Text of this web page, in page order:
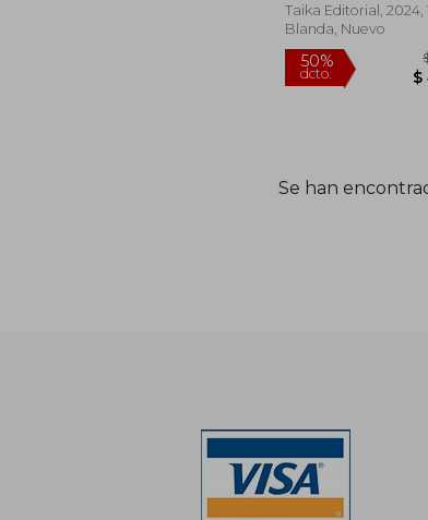
Taika Editorial, 2024,
Blanda, Nuevo
Se han